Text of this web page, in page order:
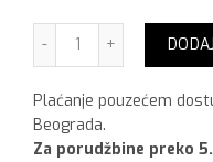
Maxima Keramol
Plaćanje pouzećem
Beograda.
Za porudžbine preko